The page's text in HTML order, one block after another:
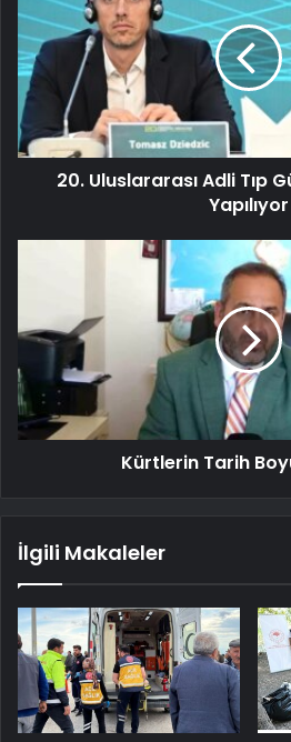
20. Uluslararası Adli Tıp
Yapılıyor
Kürtlerin Tarih
İlgili Makaleler